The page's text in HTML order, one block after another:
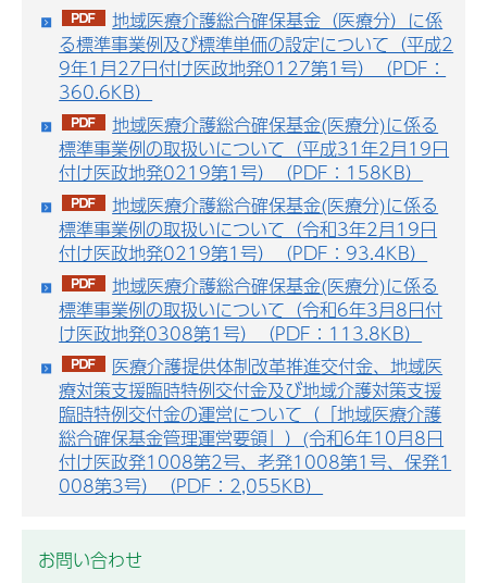
地域医療介護総合確保基金（医療分）に係
る標準事業例及び標準単価の設定について（平成2
9年1月27日付け医政地発0127第1号）（PDF：
360.6KB）
地域医療介護総合確保基金(医療分)に係る
標準事業例の取扱いについて（平成31年2月19日
付け医政地発0219第1号）（PDF：158KB）
地域医療介護総合確保基金(医療分)に係る
標準事業例の取扱いについて（令和3年2月19日
付け医政地発0219第1号）（PDF：93.4KB）
地域医療介護総合確保基金(医療分)に係る
標準事業例の取扱いについて（令和6年3月8日付
け医政地発0308第1号）（PDF：113.8KB）
医療介護提供体制改革推進交付金、地域医
療対策支援臨時特例交付金及び地域介護対策支援
臨時特例交付金の運営について（「地域医療介護
総合確保基金管理運営要領」）(令和6年10月8日
付け医政発1008第2号、老発1008第1号、保発1
008第3号）（PDF：2,055KB）
お問い合わせ